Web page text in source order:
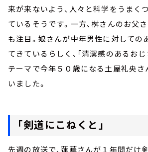
来が来ないよう、人々と科学をうまく
ているそうです。一方、桝さんのお父
も注目。娘さんが中年男性に対しての
てきているらしく、「清潔感のあるおじ
テーマで今年５０歳になる土屋礼央
いました。
「剣道にこねくと」
先週の放送で、蓮華さんが１年間だけ